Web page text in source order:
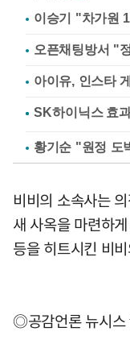
이승기 "차가원
아이유, 인스타
황기순 "원정 도
비비의 소속사는
새 사옥을 마련하
등을 히트시킨 비
◎공감언론 뉴시스